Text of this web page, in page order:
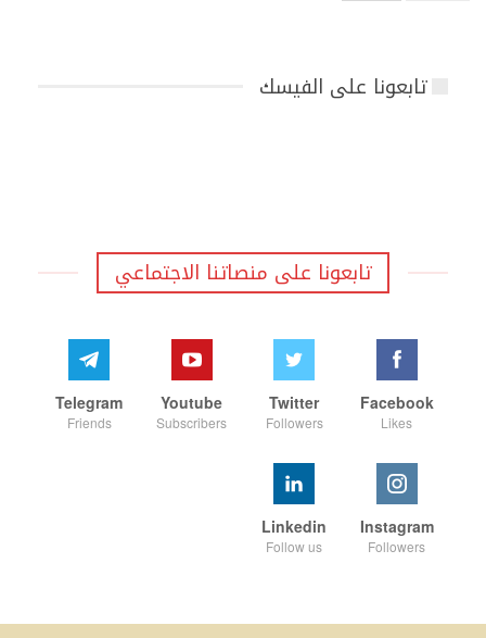
تابعونا على الفيسك
تابعونا على منصاتنا الاجتماعي
Facebook
Likes
Twitter
Followers
Youtube
Subscribers
Telegram
Friends
Instagram
Followers
Linkedin
Follow us